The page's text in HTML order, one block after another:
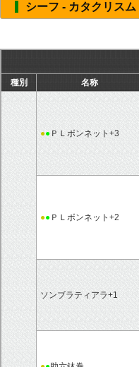
シーフ - カタクリス
種別 名称
●● ＰＬボンネット+3
●● ＰＬボンネット+2
ソンブラティアラ+1